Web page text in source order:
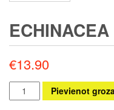
€13.90
Echinacea
GP
Pievienot